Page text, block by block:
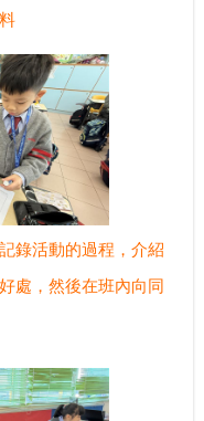
錄活動的過程，介紹
處，然後在班內向同